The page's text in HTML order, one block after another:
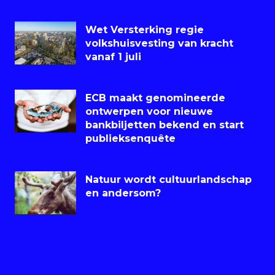
Wet Versterking regie
volkshuisvesting van kracht
vanaf 1 juli
ECB maakt genomineerde
ontwerpen voor nieuwe
bankbiljetten bekend en start
publieksenquête
Natuur wordt cultuurlandschap
en andersom?